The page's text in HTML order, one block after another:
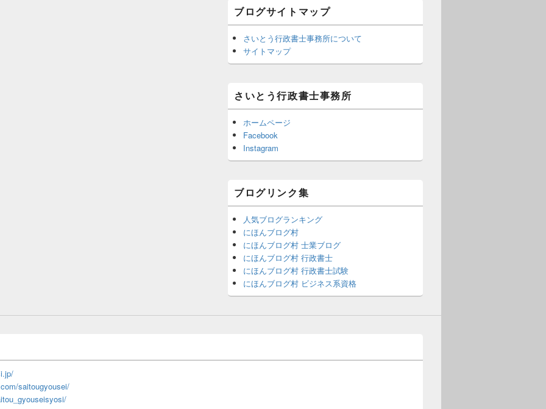
ブ
ブログサイトマップ
さいとう行政書士事務所について
サイトマップ
さいとう行政書士事務所
ホームページ
Facebook
Instagram
ブログリンク集
人気ブログランキング
にほんブログ村
にほんブログ村 士業ブログ
にほんブログ村 行政書士
にほんブログ村 行政書士試験
にほんブログ村 ビジネス系資格
saitougyousei/